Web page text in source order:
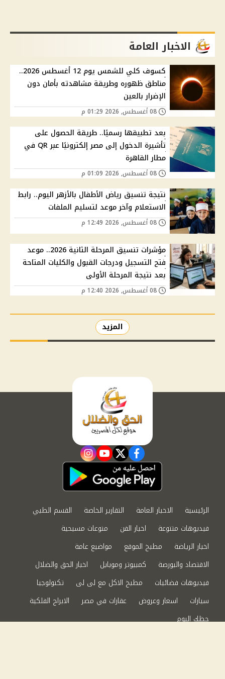
الاخبار العامة
كسوف كلي للشمس يوم 12 أغسطس 2026..
مناطق ظهوره وطريقة مشاهدته بأمان دون
الإضرار بالعين
بعد تطبيقها رسميًا.. طريقة الحصول على
تأشيرة الدخول إلى مصر إلكترونيًا عبر QR في
مطار القاهرة
نتيجة تنسيق رياض الأطفال بالأزهر اليوم.. رابط
الاستعلام وآخر موعد لتسليم الملفات
مؤشرات تنسيق المرحلة الثانية 2026.. موعد
فتح التسجيل ودرجات القبول والكليات المتاحة
بعد نتيجة المرحلة الأولى
المزيد
facebook
twitter
youtube
instagram
الرئيسية الاخبار العامة التقارير الخاصة
القسم الطبي
فيديوهات متنوعة
اخبار الفن
منوعات مسيحية
اخبار الرياضة
مطبخ الموقع
مواضيع عامة
الاقتصاد والبورصة
كمبيوتر وموبايل
اخبار الحق والضلال
فيديوهات فضائيات
مطبخ الاكل مع لى لى
تكنولوجيا
سيارات
اسعار وعروض عقارات في مصر
الابراج الفلكية
حظك اليوم